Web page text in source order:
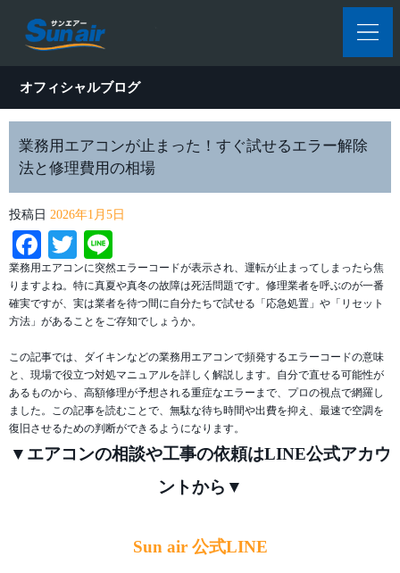
オフィシャルブログ
業務用エアコンが止まった！すぐ試せるエラー解除
法と修理費用の相場
投稿日 2026年1月5日
Facebook
Twitter
業務用エアコンに突然エラーコードが表示され、運転が止まってしまったら焦
りますよね。特に真夏や真冬の故障は死活問題です。修理業者を呼ぶのが一番
確実ですが、実は業者を待つ間に自分たちで試せる「応急処置」や「リセット
方法」があることをご存知でしょうか。
この記事では、ダイキンなどの業務用エアコンで頻発するエラーコードの意味
と、現場で役立つ対処マニュアルを詳しく解説します。自分で直せる可能性が
あるものから、高額修理が予想される重症なエラーまで、プロの視点で網羅し
ました。この記事を読むことで、無駄な待ち時間や出費を抑え、最速で空調を
復旧させるための判断ができるようになります。
▼エアコンの相談や工事の依頼はLINE公式アカウ
ントから▼
Sun air 公式LINE